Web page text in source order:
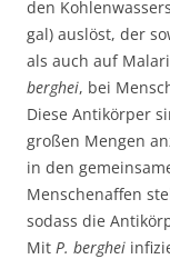
den
gal) auslöst, der
als auch auf
berghei, bei
Diese Antikörper
großen Mengen
in den
Menschenaffen
sodass die
Mit P. berghei